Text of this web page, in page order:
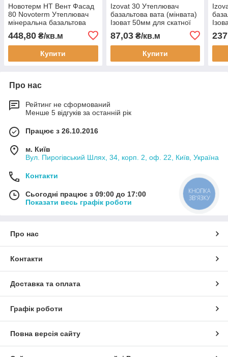
Новотерм НТ Вент Фасад
80 Novoterm Утеплювач
мінеральна базальтова
вентильованих фасадів
100мм
448,80 ₴/кв.м
Купити
Izovat 30 Утеплювач
базальтова вата (мінвата)
Ізоват 50мм для скатної
покрівлі і підлоги по лагам
87,03₴/кв.м
Купити
Про нас
Рейтинг не сформований
Менше 5 відгуків за останній рік
Працює з 26.10.2016
м. Київ
Вул. Пирогівський Шлях, 34, корп. 2, оф. 22, Київ, Україна
Контакти
Сьогодні працює з 09:00 до 17:00
Показати весь графік роботи
Про нас
Контакти
Доставка та оплата
Графік роботи
Повна версія сайту
КНОПКА
ЗВ'ЯЗКУ